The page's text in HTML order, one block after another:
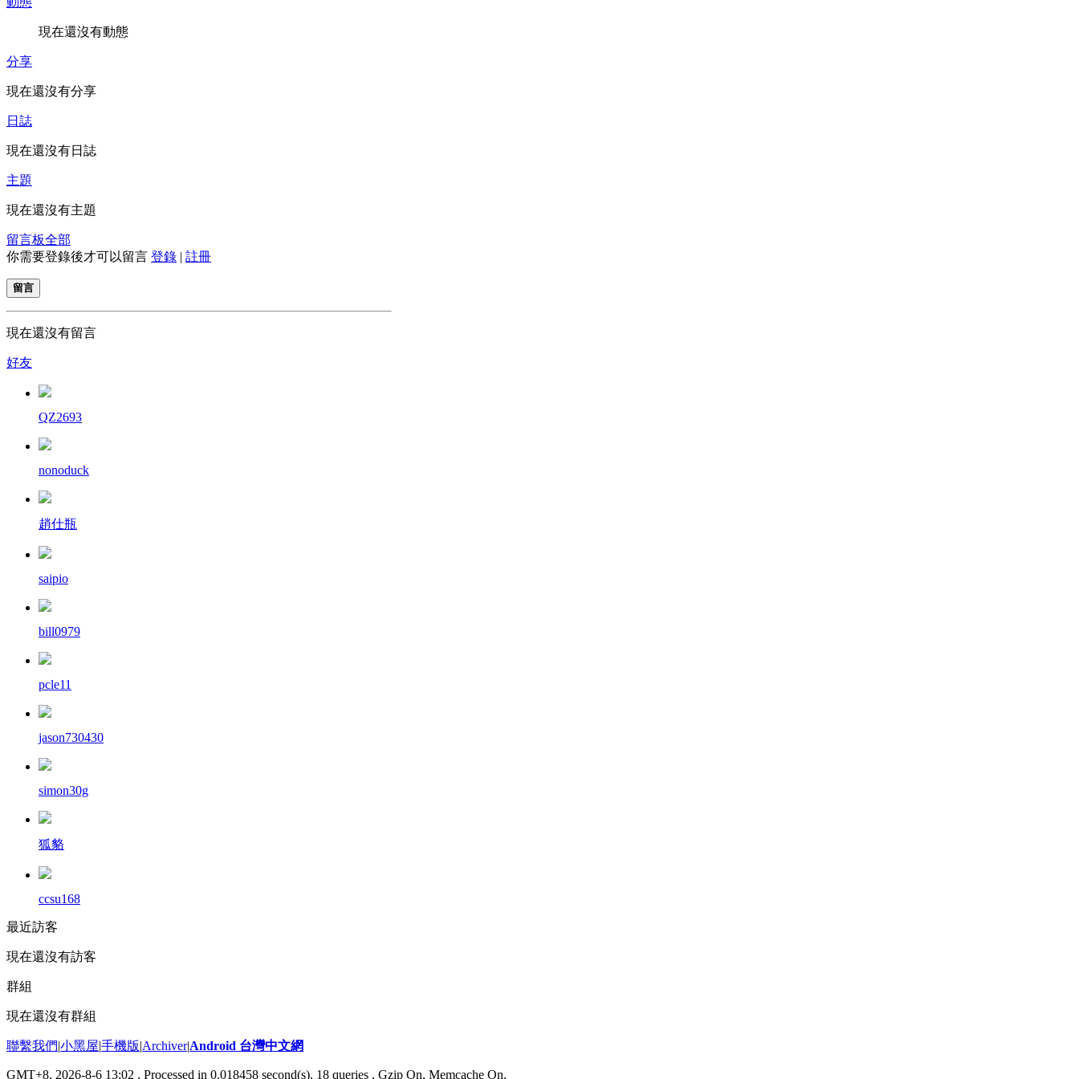
現在還沒有動態
分享
現在還沒有分享
日誌
現在還沒有日誌
主題
現在還沒有主題
留言板全部
你需要登錄後才可以留言 登錄 | 註冊
留言
現在還沒有留言
好友
QZ2693
nonoduck
趙仕瓶
saipio
bill0979
pcle11
jason730430
simon30g
狐貉
ccsu168
最近訪客
現在還沒有訪客
群組
現在還沒有群組
聯繫我們|小黑屋|手機版|Archiver|Android 台灣中文網
GMT+8, 2026-8-6 13:02 , Processed in 0.018458 second(s), 18 queries , Gzip On, Memcache On.